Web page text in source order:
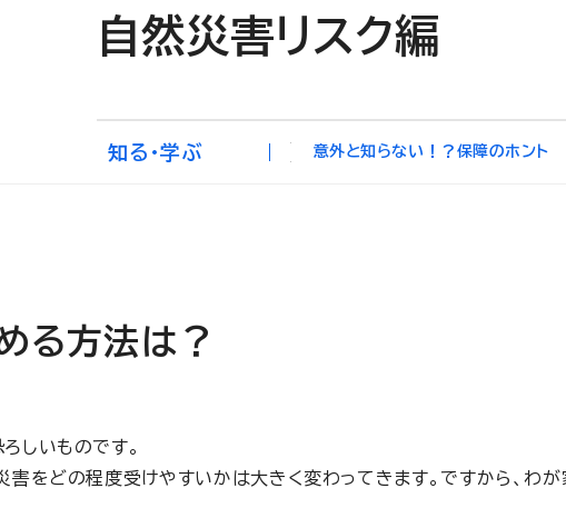
自然災害リスク編
知る・学ぶ 意外と知らない！？保障のホント
る方法は？
しいものです。
をどの程度受けやすいかは大きく変わってきます。ですから、わ